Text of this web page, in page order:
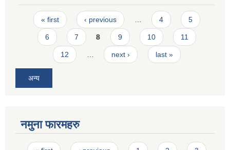
Pages
« first ‹ previous 4 5
6 7 8 9 10 11
12 next › last »
अन्य
नमुना फारमहरु